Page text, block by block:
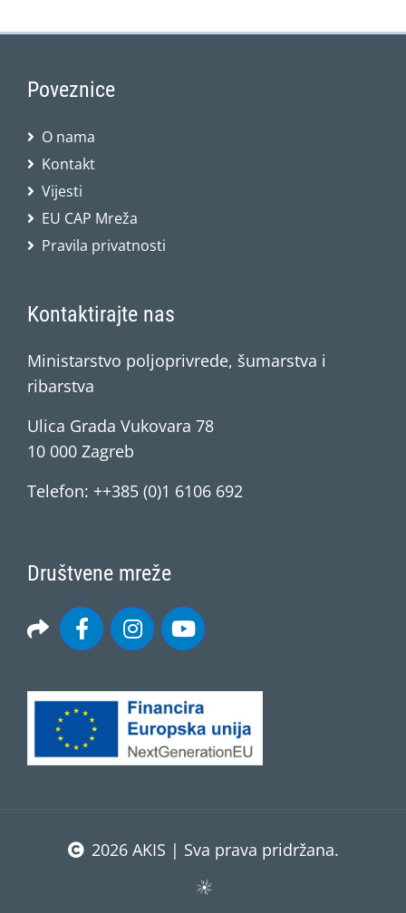
Poveznice
O nama
Kontakt
Vijesti
EU CAP Mreža
Pravila privatnosti
Kontaktirajte nas
Ministarstvo poljoprivrede, šumarstva i
ribarstva
Ulica Grada Vukovara 78
10 000 Zagreb
Telefon: ++385 (0)1 6106 692
Društvene mreže
2026 AKIS | Sva prava pridržana.